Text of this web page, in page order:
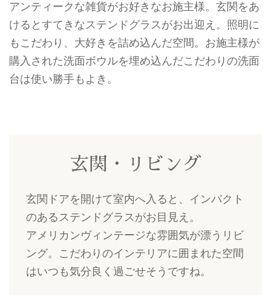
アンティークな雑貨がお好きなお施主様。玄関をあ
けるとすてきなステンドグラスがお出迎え。照明に
もこだわり、大好きを詰め込んだ空間。お施主様が
購入された洗面ボウルを埋め込んだこだわりの洗面
台は使い勝手もよき。
玄関・リビング
玄関ドアを開けて室内へ入ると、インパクト
のあるステンドグラスがお目見え。
アメリカンヴィンテージな雰囲気が漂うリビ
ング。こだわりのインテリアに囲まれた空間
はいつも気分良く過ごせそうですね。